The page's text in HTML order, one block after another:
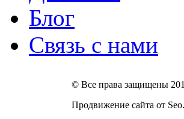
Блог
Связь с нами
© Все права защищены
Продвижение сайта от